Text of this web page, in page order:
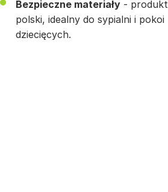
Bezpieczne materiały - produkt
polski, idealny do sypialni i pokoi
dziecięcych.